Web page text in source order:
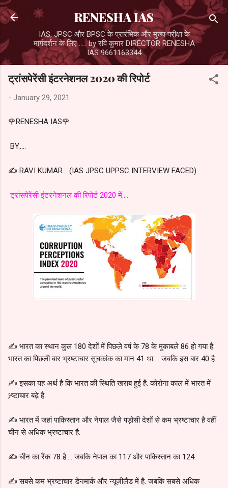
Skip to main content
RENESHA IAS
IAS, JPSC और BPSC के प्रारंभिक और मुख्य परीक्षा के
मार्गदर्शन के लिए ..... by रवि कुमार DIRECTOR RENESHA
IAS 9661163344
ट्रांसपेरेंसी इंटरनेशनल 2020 की रिपोर्ट
- January 29, 2021
🌹RENESHA IAS🌹
BY.....
✍️ RAVI KUMAR... (IAS JPSC UPPSC INTERVIEW FACED)
ट्रांसपेरेंसी इंटरनेशनल की रिपोर्ट 2020 में....
✍️ भारत का स्थान कुल 180 देशों में पिछले वर्ष के 78 के मुकाबले 86 हो गया है.
भारत का पिछली बार भ्रष्टाचार सूचकांक का मान 41 था.... जबकि इस बार 40 है.
✍️ इसका यह अर्थ है कि भारत की स्थिति खराब हुई है. कोरोना काल में भारत में
भ्र्ष्टाचार बढ़े है.
✍️ भारत में जहां पाकिस्तान और नेपाल जैसे पड़ोसी देशों से कम भ्रष्टाचार है वहीं
चीन से अधिक भ्रष्टाचार है.
✍️ चीन का रैंक 78 है.... जबकि नेपाल का 117 और पाकिस्तान का 124.
✍️ सबसे कम भ्रष्टाचार डेनमार्क और न्यूजीलैंड में है. जबकि सबसे अधिक